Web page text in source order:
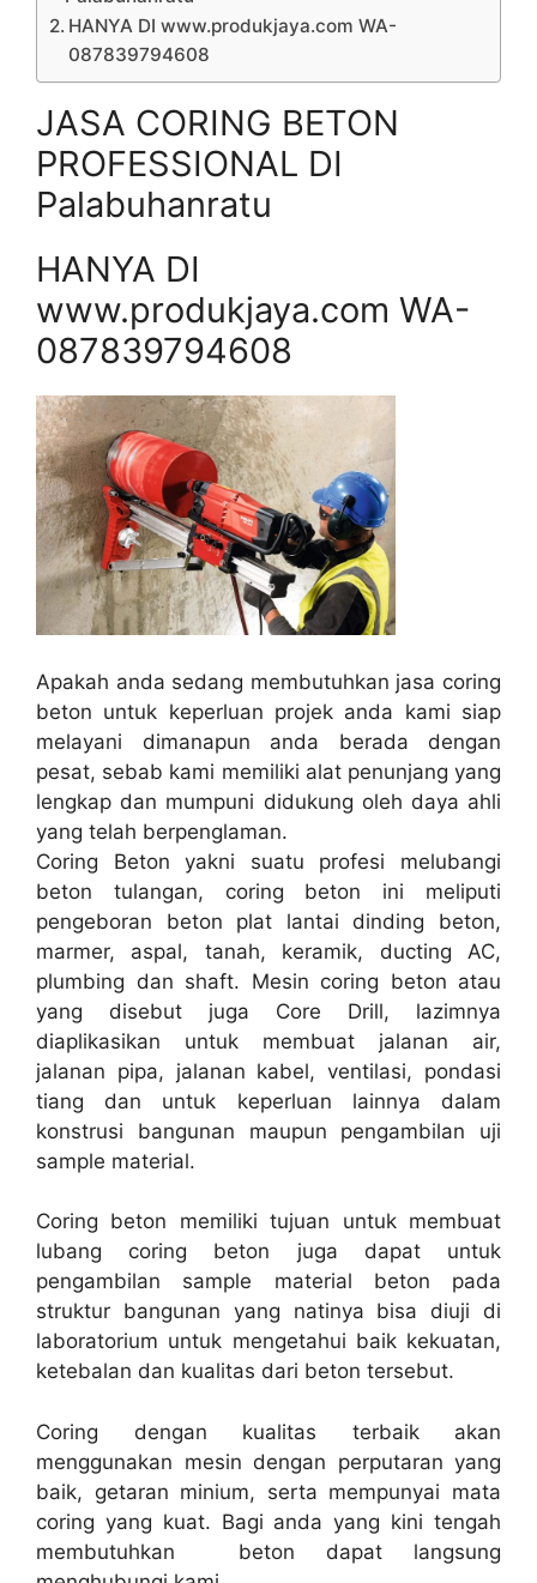
HANYA DI www.produkjaya.com WA-
087839794608
JASA CORING BETON
PROFESSIONAL DI
Palabuhanratu
HANYA DI
www.produkjaya.com WA-
087839794608
Apakah anda sedang membutuhkan jasa coring
beton untuk keperluan projek anda kami siap
melayani dimanapun anda berada dengan
pesat, sebab kami memiliki alat penunjang yang
lengkap dan mumpuni didukung oleh daya ahli
yang telah berpenglaman.
Coring Beton yakni suatu profesi melubangi
beton tulangan, coring beton ini meliputi
pengeboran beton plat lantai dinding beton,
marmer, aspal, tanah, keramik, ducting AC,
plumbing dan shaft. Mesin coring beton atau
yang disebut juga Core Drill, lazimnya
diaplikasikan untuk membuat jalanan air,
jalanan pipa, jalanan kabel, ventilasi, pondasi
tiang dan untuk keperluan lainnya dalam
konstrusi bangunan maupun pengambilan uji
sample material.
Coring beton memiliki tujuan untuk membuat
lubang coring beton juga dapat untuk
pengambilan sample material beton pada
struktur bangunan yang natinya bisa diuji di
laboratorium untuk mengetahui baik kekuatan,
ketebalan dan kualitas dari beton tersebut.
Coring dengan kualitas terbaik akan
menggunakan mesin dengan perputaran yang
baik, getaran minium, serta mempunyai mata
coring yang kuat. Bagi anda yang kini tengah
membutuhkan beton dapat langsung